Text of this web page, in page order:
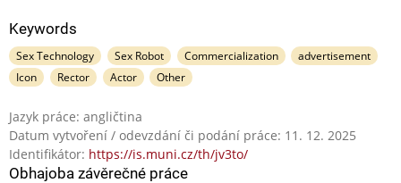
Keywords
Sex Technology Sex Robot Commercialization
advertisement
Icon
Rector Actor Other
Jazyk práce: angličtina
Datum vytvoření / odevzdání či podání práce: 11. 12. 2025
Identifikátor: https://is.muni.cz/th/jv3to/
Obhajoba závěrečné práce